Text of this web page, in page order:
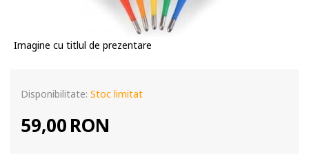
Imagine cu titlul de prezentare
Disponibilitate: Stoc limitat
59,00RON